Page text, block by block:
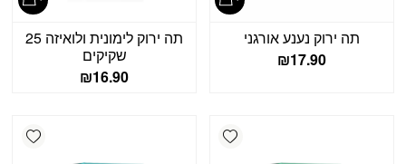
תה ירוק נענע אורגני
₪17.90
תה ירוק לימונית ולואיזה 25
שקיקים
₪16.90
Add wishlist